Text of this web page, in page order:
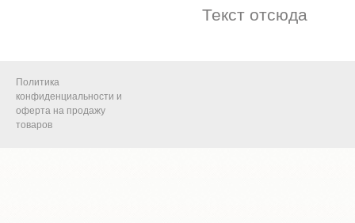
Текст отсюда
Политика
конфиденциальности и
оферта на продажу
товаров